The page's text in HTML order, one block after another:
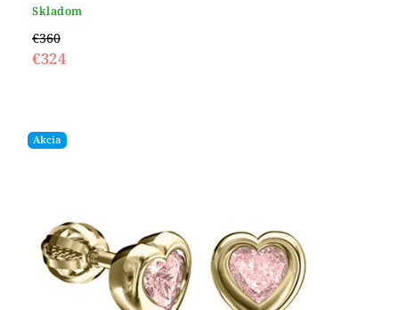
Skladom
€360
€324
Akcia